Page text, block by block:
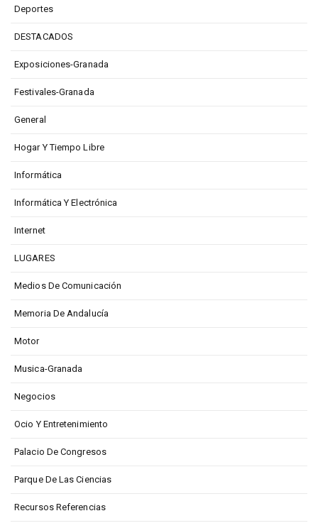
Deportes
DESTACADOS
Exposiciones-Granada
Festivales-Granada
General
Hogar Y Tiempo Libre
Informática
Informática Y Electrónica
Internet
LUGARES
Medios De Comunicación
Memoria De Andalucía
Motor
Musica-Granada
Negocios
Ocio Y Entretenimiento
Palacio De Congresos
Parque De Las Ciencias
Recursos Referencias